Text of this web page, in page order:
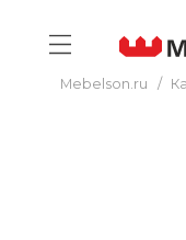
Mebelson.ru /